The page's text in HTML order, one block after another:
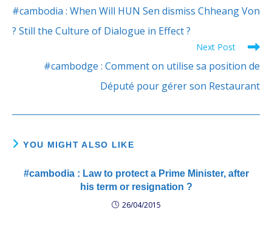
more
#cambodia : When Will HUN Sen dismiss Chheang Von
? Still the Culture of Dialogue in Effect ?
Next Post
#cambodge : Comment on utilise sa position de
Député pour gérer son Restaurant
YOU MIGHT ALSO LIKE
#cambodia : Law to protect a Prime Minister, after
his term or resignation ?
26/04/2015